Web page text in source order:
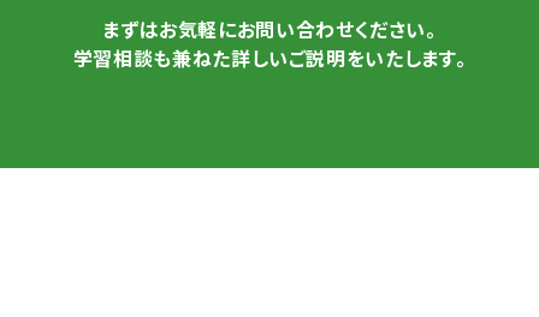
まずはお気軽にお問い合わせください。
学習相談も兼ねた詳しいご説明をいたします。